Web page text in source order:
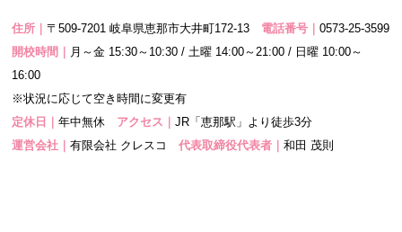
住所｜〒509-7201 岐阜県恵那市大井町172-13 電話番号｜0573-25-3599
開校時間｜
月～金 15:30～10:30 / 土曜 14:00～21:00 / 日曜 10:00～
16:00
※状況に応じて空き時間に変更有
定休日｜年中無休 アクセス｜JR「恵那駅」より徒歩3分
運営会社｜有限会社 クレスコ代表取締役代表者｜和田 茂則